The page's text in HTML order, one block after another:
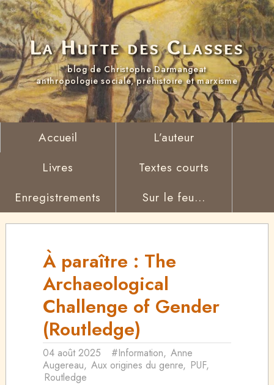
La Hutte des Classes
blog de Christophe Darmangeat
anthropologie sociale, préhistoire et marxisme
Accueil
L’auteur
Livres
Textes courts
Enregistrements
Sur le feu...
À paraître : The
Archaeological
Challenge of Gender
(Routledge)
04 août 2025 #Information, Anne
Augereau, Aux origines du genre, PUF,
Routledge